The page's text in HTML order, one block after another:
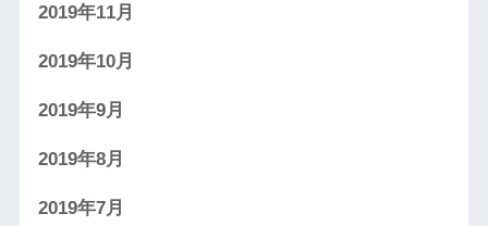
2019年11月
2019年10月
2019年9月
2019年8月
2019年7月